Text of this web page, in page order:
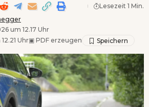
um 12.17 Uhr
Uhr▣ PDF erzeugen
Lesezeit 1 Min.